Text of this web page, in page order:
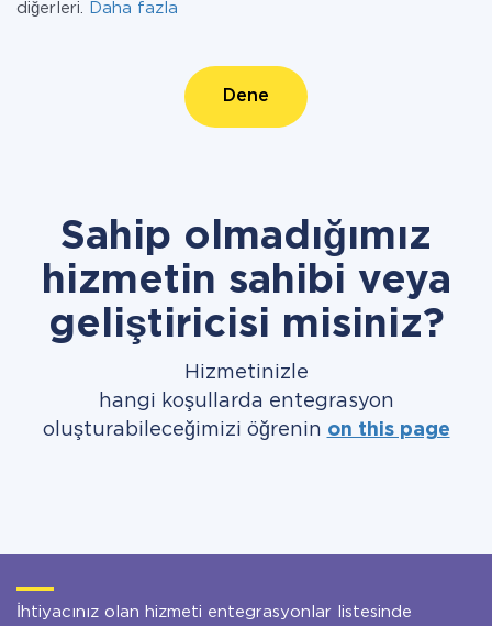
diğerleri.
Daha fazla
Dene
Sahip olmadığımız
hizmetin sahibi veya
geliştiricisi misiniz?
Hizmetinizle
hangi koşullarda entegrasyon
oluşturabileceğimizi öğrenin on this page
İhtiyacınız olan hizmeti entegrasyonlar listesinde